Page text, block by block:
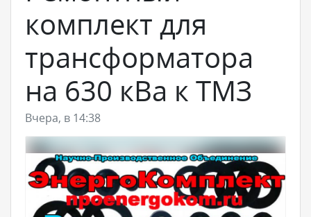
комплект для
трансформатора
на 630 кВа к ТМЗ
Вчера, в 14:38